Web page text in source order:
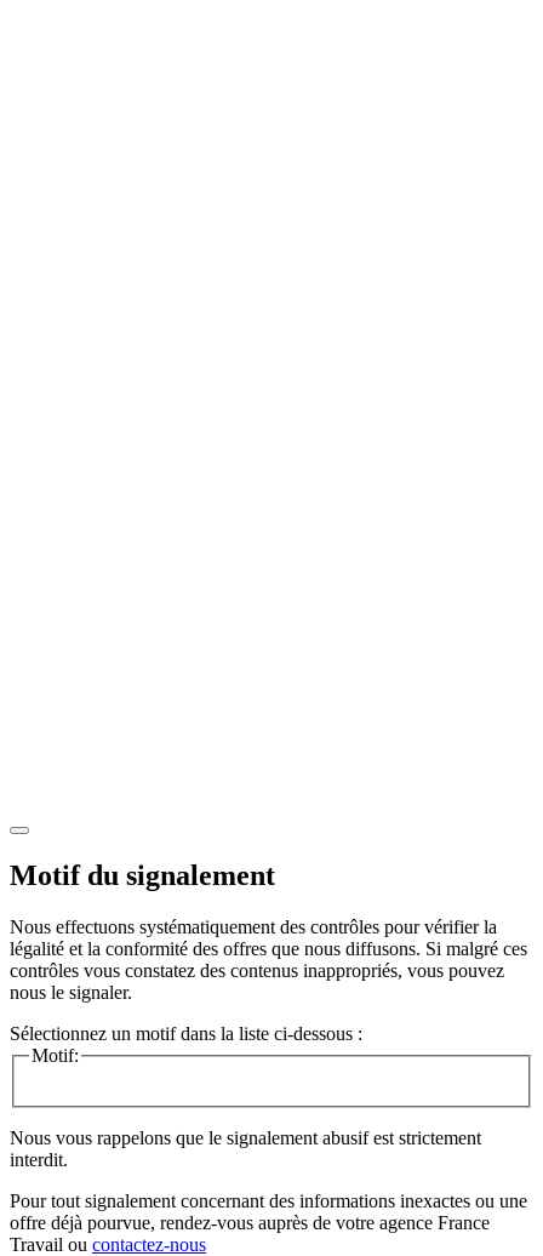
Motif du signalement
Nous effectuons systématiquement des contrôles pour vérifier la
légalité et la conformité des offres que nous diffusons. Si malgré ces
contrôles vous constatez des contenus inappropriés, vous pouvez
nous le signaler.
Sélectionnez un motif dans la liste ci-dessous :
Motif:
Nous vous rappelons que le signalement abusif est strictement
interdit.
Pour tout signalement concernant des informations inexactes ou une
offre déjà pourvue, rendez-vous auprès de votre agence France
Travail ou contactez-nous